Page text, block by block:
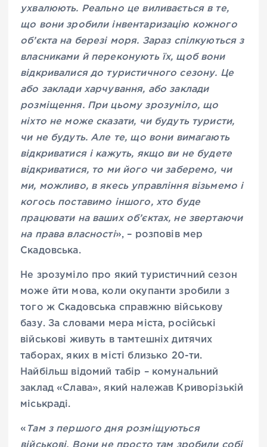
ухвалюють. Реально це виливається в те,
що вони зробили інвентаризацію кожного
об’єкта на березі моря. Зараз спілкуються з
власниками й переконують їх, щоб вони
відкривалися до туристичного сезону. Це
або заклади харчування, або заклади
розміщення. При цьому зрозуміло, що
ніхто не може сказати, чи будуть туристи,
чи не будуть. Але те, що вони вимагають
відкриватися і кажуть, якщо ви не будете
відкриватися, то ми його чи заберемо, чи
ми, можливо, в якесь управління візьмемо і
когось поставимо іншого, хто буде
працювати на ваших об’єктах, не звертаючи
на права власності», – розповів мер
Скадовська.
Не зрозуміло про який туристичний сезон
може йти мова, коли окупанти зробили з
того ж Скадовська справжню військову
базу. За словами мера міста, російські
військові живуть в тамтешніх дитячих
таборах, яких в місті близько 20-ти.
Найбільш відомий табір – комунальний
заклад «Слава», який належав Криворізькій
міськраді.
« Там з першого дня розміщуються
військові. Вони не просто там зробили собі